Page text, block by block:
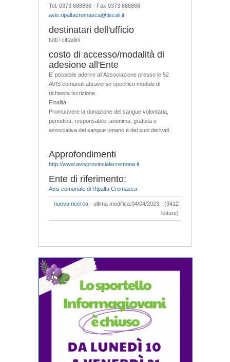
Tel. 0373 688868 - Fax 0373 688868
avis.ripaltacremasca@tiscali.it
destinatari dell'ufficio
tutti i cittadini
costo di accesso/modalità di
adesione all'Ente
E' possibile aderire all'Associazione presso le 52
AVIS comunali attraverso specifico modulo di
richiesta iscrizione.
Finalità:
Promuovere la donazione del sangue volontaria,
periodica, responsabile, anonima, gratuita e
associativa del sangue umano e dei suoi derivati.
Approfondimenti
http://www.avisprovincialecremona.it
Ente di riferimento:
Avis comunale di Ripalta Cremasca
nuova ricerca - ultima modifica:04/04/2023 - (3412
letture)